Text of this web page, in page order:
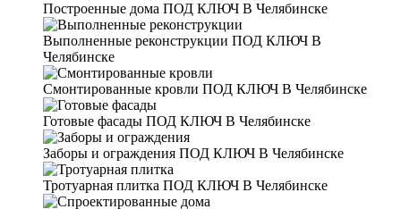
Построенные дома ПОД КЛЮЧ В Челябинске
Выполненные реконструкции ПОД КЛЮЧ В
Челябинске
Смонтированные кровли ПОД КЛЮЧ В Челябинске
Готовые фасады ПОД КЛЮЧ В Челябинске
Заборы и ограждения ПОД КЛЮЧ В Челябинске
Тротуарная плитка ПОД КЛЮЧ В Челябинске